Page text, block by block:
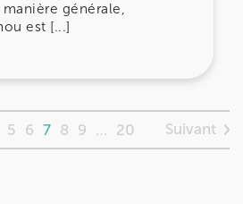
générale,
est [...]
5 6 7 8 9 … 20 Suivant